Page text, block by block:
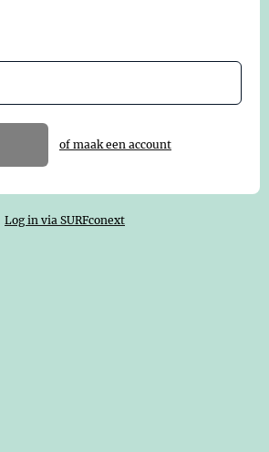
of maak een account
Log in via SURFconext